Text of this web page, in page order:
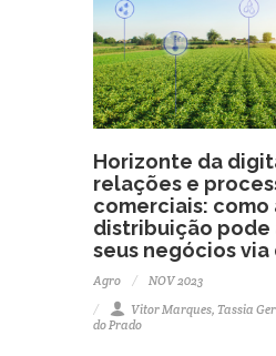
Horizonte da
relações e
comerciais: como
distribuição pode
seus negócios
Agro
NOV 2023
Vitor Marques, Tassia
do Prado